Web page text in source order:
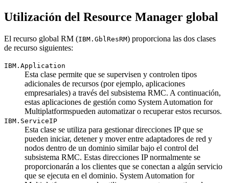
Utilización del Resource Manager global
El recurso global RM (IBM.GblResRM) proporciona las dos clases
de recurso siguientes:
IBM.Application
Esta clase permite que se supervisen y controlen tipos
adicionales de recursos (por ejemplo, aplicaciones
empresariales) a través del subsistema RMC. A continuación,
estas aplicaciones de gestión como System Automation for
Multiplatformspueden automatizar o recuperar estos recursos.
IBM.ServiceIP
Esta clase se utiliza para gestionar direcciones IP que se
pueden iniciar, detener y mover entre adaptadores de red y
nodos dentro de un dominio similar bajo el control del
subsistema RMC. Estas direcciones IP normalmente se
proporcionarán a los clientes que se conectan a algún servicio
que se ejecuta en el dominio. System Automation for